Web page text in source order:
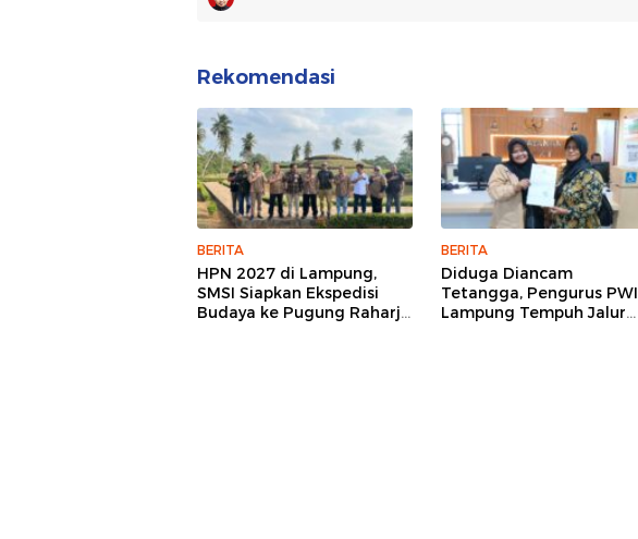
Rekomendasi
BERITA
HPN 2027 di Lampung,
SMSI Siapkan Ekspedisi
Budaya ke Pugung Raharjo
BERITA
Diduga Diancam
Tetangga, Pengurus PWI
Lampung Tempuh Jalur